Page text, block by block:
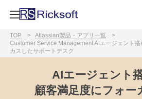
TOP
Atlassian製品・アプリ一覧
Customer Service Management AIエージェント
カスしたサポートデスク
AIエージェント
顧客満足度にフォー